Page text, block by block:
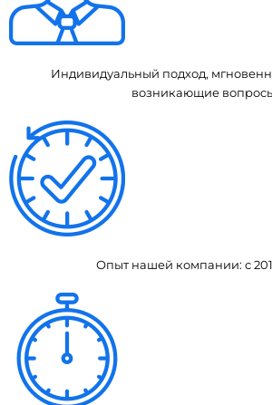
Индивидуальный подход,
возникающие
Опыт нашей компании: с